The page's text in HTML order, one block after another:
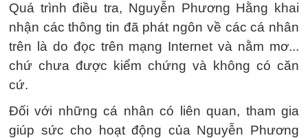
Quá trình điều tra, Nguyễn Phương Hằng khai
nhận các thông tin đã phát ngôn về các cá nhân
trên là do đọc trên mạng Internet và nằm mơ...
chứ chưa được kiểm chứng và không có căn
cứ.
Đối với những cá nhân có liên quan, tham gia
giúp sức cho hoạt động của Nguyễn Phương